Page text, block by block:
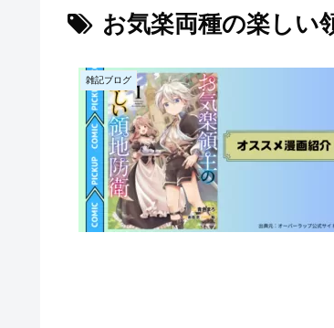
お気楽両種の楽しい
雑記ブログ